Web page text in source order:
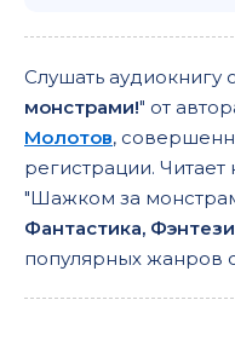
Слушать аудиокнигу
монстрами!" от
Молотов,
регистрации. Читает
"Шажком за
Фантастика, Фэнтези
популярных жанров